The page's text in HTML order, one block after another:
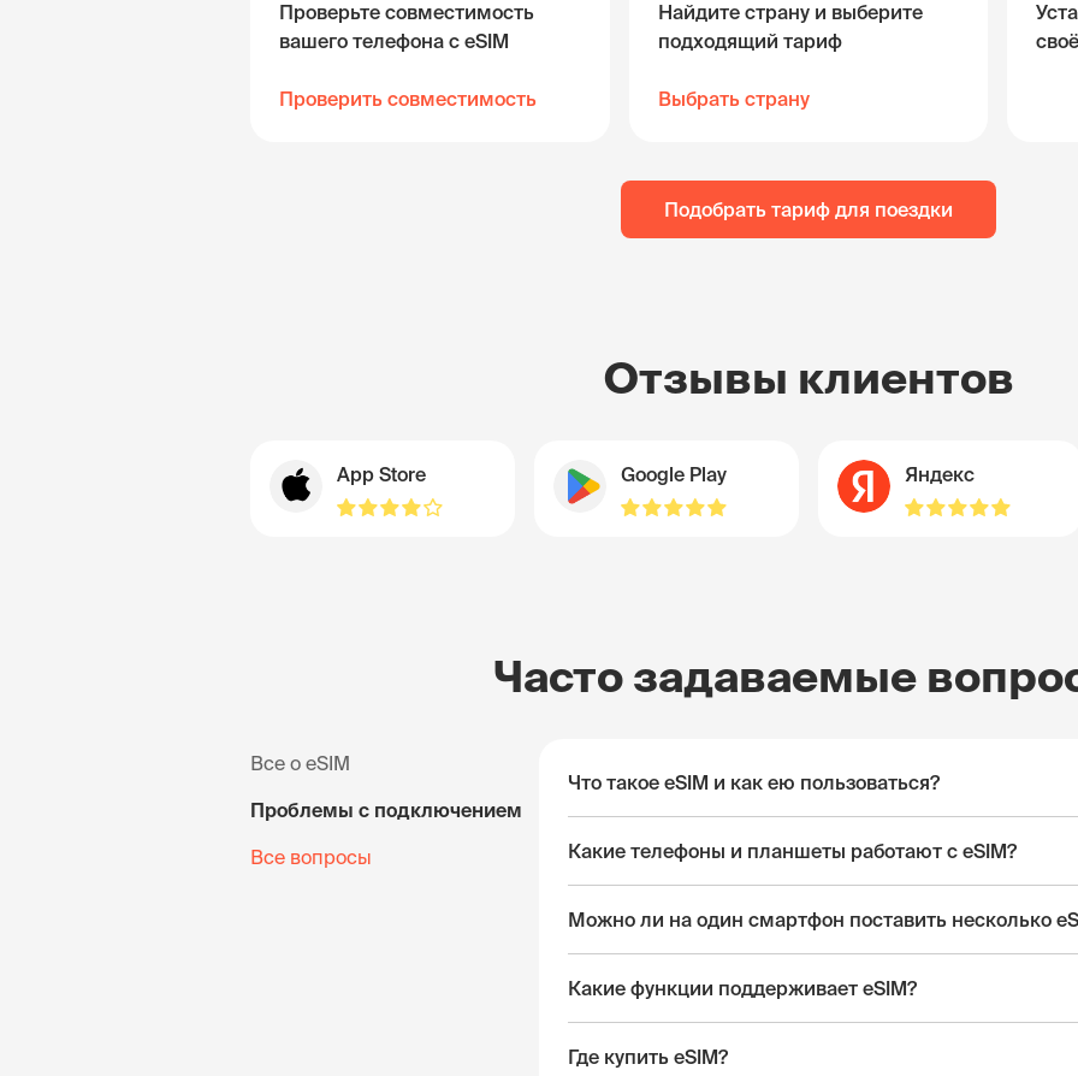
Проверьте совместимость
вашего телефона с eSIM
Проверить совместимость
Найдите страну и выберите
подходящий тариф
Выбрать страну
Подобрать тариф для поездки
Отзывы клиентов
App Store Google Play Яндекс
Часто задаваемые
Все о eSIM
Проблемы с подключением
Все вопросы
Что такое eSIM и как ею пользоваться?
Какие телефоны и планшеты работают с eSIM?
Можно ли на один смартфон поставить несколько
Какие функции поддерживает eSIM?
Где купить eSIM?